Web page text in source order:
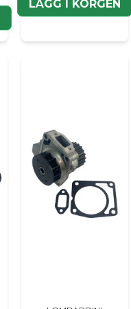
LÄGG I KORGEN